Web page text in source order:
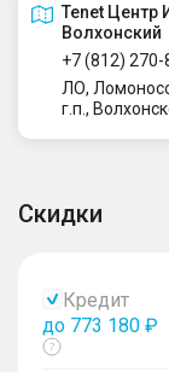
Tenet Центр
Волхонский
+7 (812) 270-
ЛО,
г.п.,
Скидки
Кредит
до 773 180 ₽
Показать